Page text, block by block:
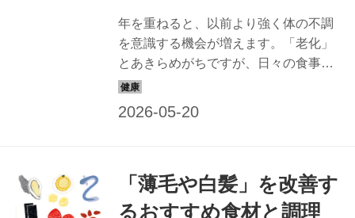
年を重ねると、以前より強く体の不調
を意識する機会が増えます。「老化」
とあきらめがちですが、日々の食事で
改善できるかもしれません。消化器内
2025年6月号掲載）
「薄毛や白髪」を改善す
るおすすめ食材と調理